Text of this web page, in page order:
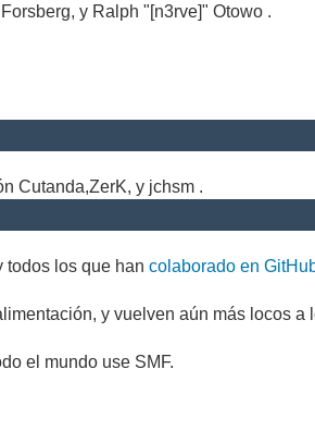
y Ralph "[n3rve]" Otowo .
Cutanda,ZerK, y jchsm .
todos los que hancolaborado en
y vuelven aún más locos a
el mundo use SMF.